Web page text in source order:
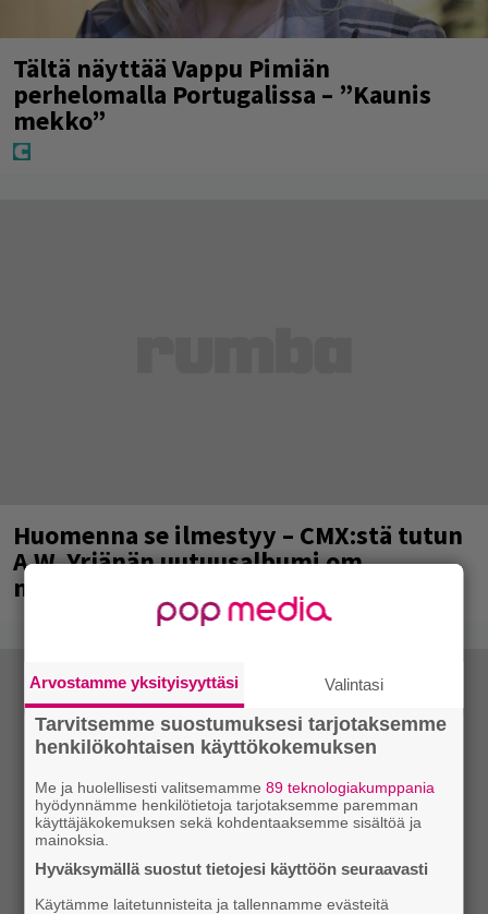
Tältä näyttää Vappu Pimiän
perhelomalla Portugalissa – ”Kaunis
mekko”
Huomenna se ilmestyy – CMX:stä tutun
A.W. Yrjänän uutuusalbumi om
mammuttimainen kokonaisuus
Arvostamme yksityisyyttäsi Valintasi
Tarvitsemme suostumuksesi tarjotaksemme
henkilökohtaisen käyttökokemuksen
Me ja huolellisesti valitsemamme89 teknologiakumppania
hyödynnämme henkilötietoja tarjotaksemme paremman
käyttäjäkokemuksen sekä kohdentaaksemme sisältöä ja
mainoksia.
Hyväksymällä suostut tietojesi käyttöön seuraavasti
Käytämme laitetunnisteita ja tallennamme evästeitä